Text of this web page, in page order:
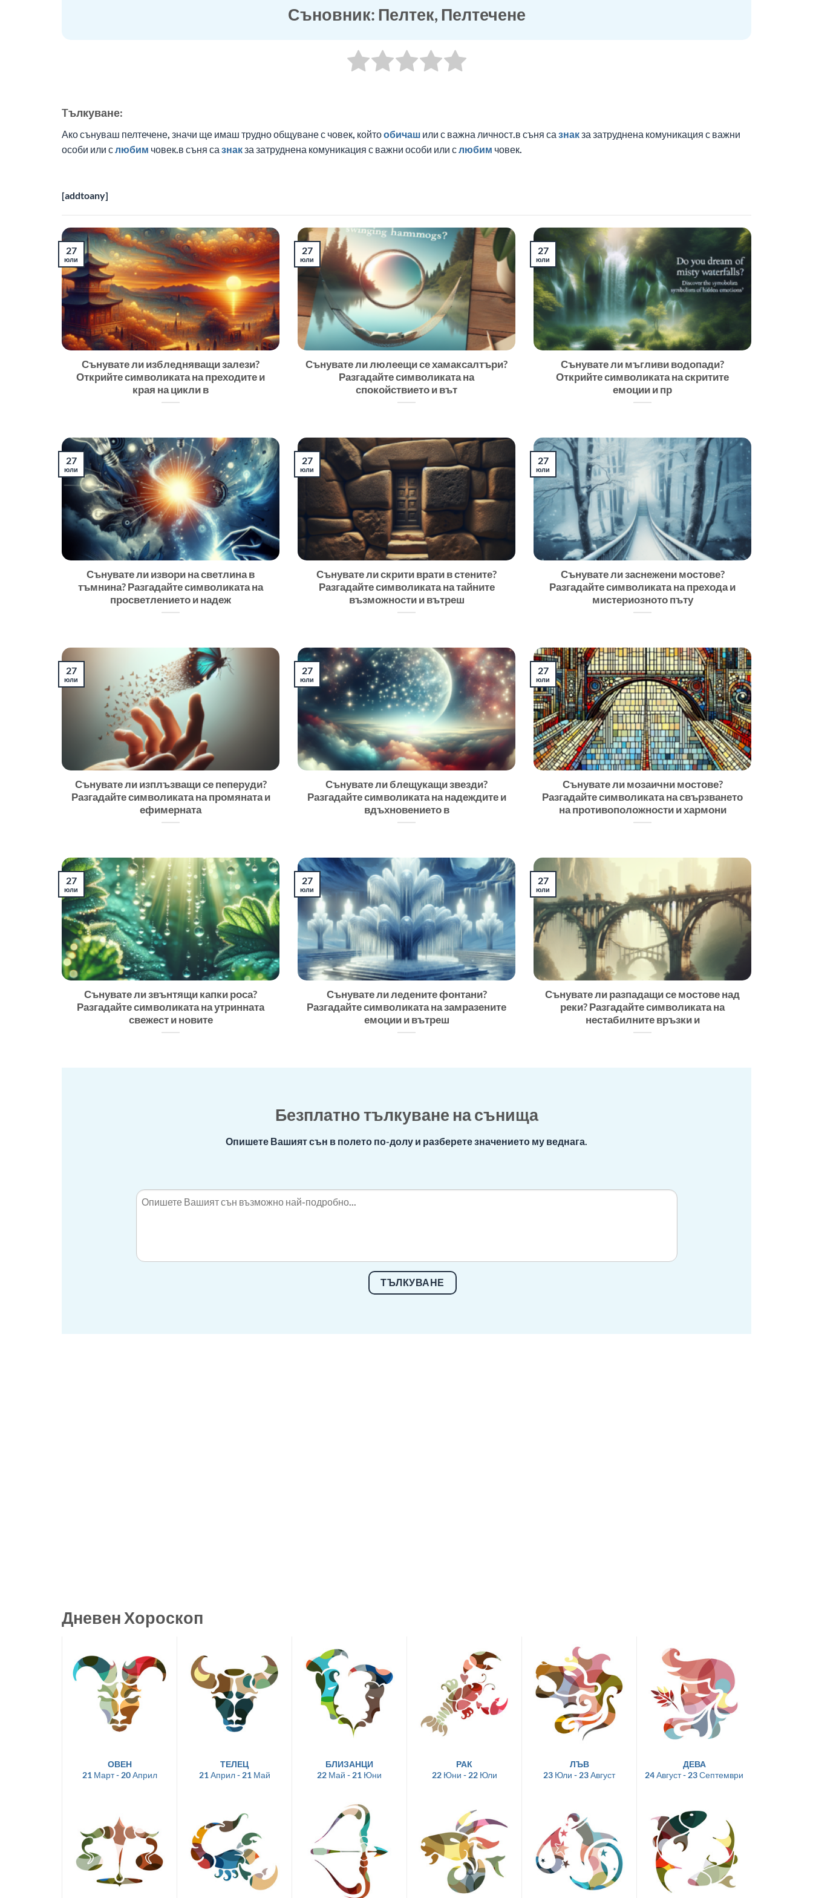
Съновник: Пелтек, Пелтечене
Tълкуване:
Ако сънуваш пелтечене, значи ще имаш трудно общуване с човек, койтообичаш или с важна личност.в съня са знакза затруднена комуникация с важни
особи или слюбим човек.в съня са знакза затруднена комуникация с важни особи или слюбим човек.
[addtoany]
Сънувате ли избледняващи залези?
Открийте символиката на преходите и
края на цикли в
27
юли
Сънувате ли люлеещи се хамаксалтъри?
Разгадайте символиката на
спокойствието и вът
27
юли
Сънувате ли мъгливи водопади?
Открийте символиката на скритите
емоции и пр
27
юли
Сънувате ли извори на светлина в
тъмнина? Разгадайте символиката на
просветлението и надеж
27
юли
Сънувате ли скрити врати в стените?
Разгадайте символиката на тайните
възможности и вътреш
27
юли
Сънувате ли заснежени мостове?
Разгадайте символиката на прехода и
мистериозното пъту
27
юли
Сънувате ли изплъзващи се пеперуди?
Разгадайте символиката на промяната и
ефимерната
27
юли
Сънувате ли блещукащи звезди?
Разгадайте символиката на надеждите и
вдъхновението в
27
юли
Сънувате ли мозаични мостове?
Разгадайте символиката на свързването
на противоположности и хармони
27
юли
Сънувате ли звънтящи капки роса?
Разгадайте символиката на утринната
свежест и новите
27
юли
Сънувате ли ледените фонтани?
Разгадайте символиката на замразените
емоции и вътреш
27
юли
Сънувате ли разпадащи се мостове над
реки? Разгадайте символиката на
нестабилните връзки и
27
юли
Безплатно тълкуване на сънища
Опишете Вашият сън в полето по-долу и разберете значението му веднага.
ТЪЛКУВАНЕ
Дневен Хороскоп
ОВЕН
21 Март - 20 Април
ТЕЛЕЦ
21 Април - 21 Май
БЛИЗАНЦИ
22 Май - 21 Юни
РАК
22 Юни - 22 Юли
ЛЪВ
23 Юли - 23 Август
ДЕВА
24 Август - 23 Септември